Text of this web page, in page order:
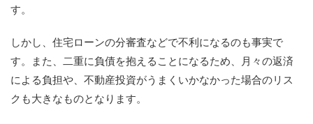
す。
しかし、住宅ローンの分審査などで不利になるのも事実で
す。また、二重に負債を抱えることになるため、月々の返済
による負担や、不動産投資がうまくいかなかった場合のリス
クも大きなものとなります。